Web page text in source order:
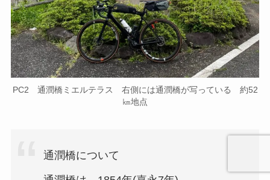
PC2 通潤橋ミエルテラス 右側には通潤橋が写っている 約52
㎞地点
通潤橋について